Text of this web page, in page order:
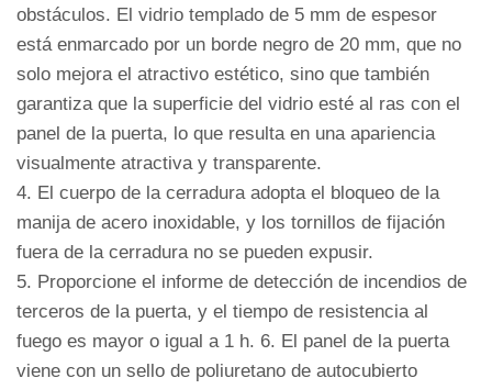
obstáculos. El vidrio templado de 5 mm de espesor
está enmarcado por un borde negro de 20 mm, que no
solo mejora el atractivo estético, sino que también
garantiza que la superficie del vidrio esté al ras con el
panel de la puerta, lo que resulta en una apariencia
visualmente atractiva y transparente.
4. El cuerpo de la cerradura adopta el bloqueo de la
manija de acero inoxidable, y los tornillos de fijación
fuera de la cerradura no se pueden expusir.
5. Proporcione el informe de detección de incendios de
terceros de la puerta, y el tiempo de resistencia al
fuego es mayor o igual a 1 h. 6. El panel de la puerta
viene con un sello de poliuretano de autocubierto